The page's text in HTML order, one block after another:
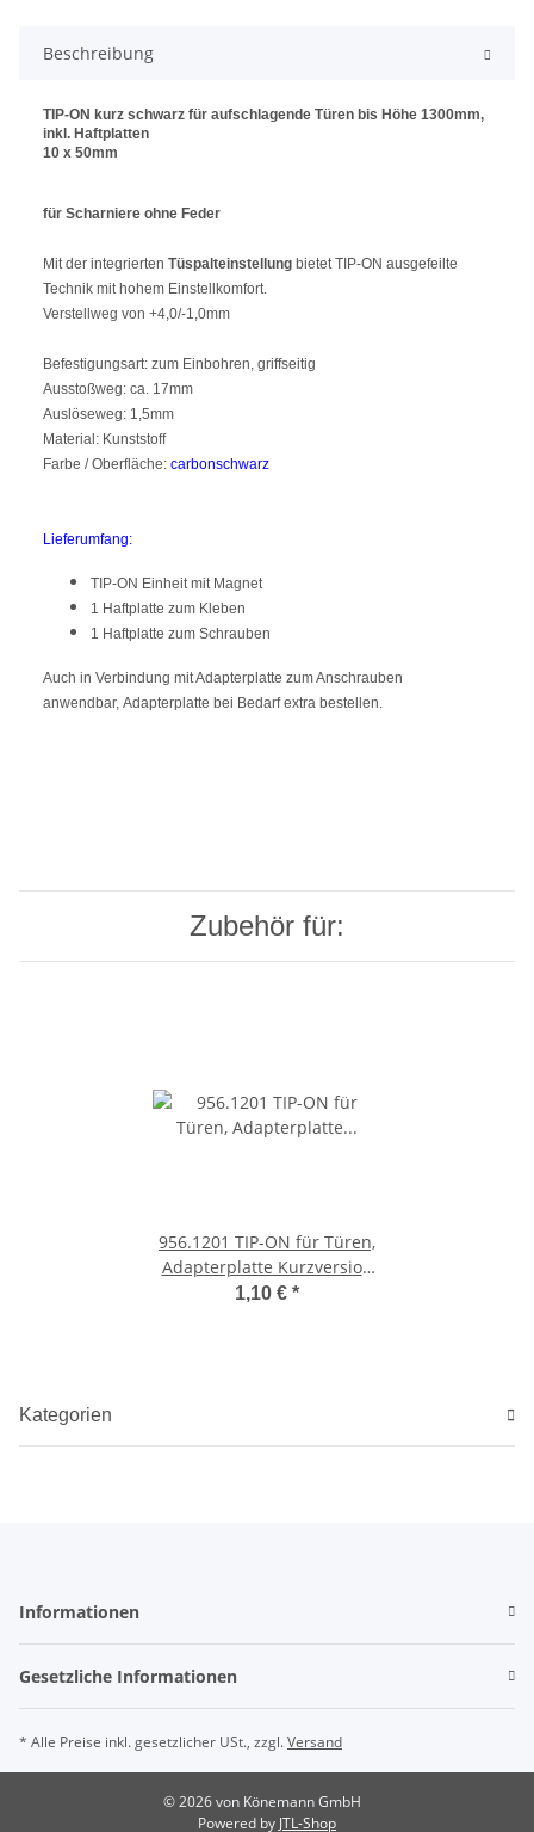
Beschreibung
TIP-ON kurz schwarz für aufschlagende Türen bis Höhe 1300mm,
inkl. Haftplatten
10 x 50mm
für Scharniere ohne Feder
Mit der integrierten Tüspalteinstellung bietet TIP-ON ausgefeilte
Technik mit hohem Einstellkomfort.
Verstellweg von +4,0/-1,0mm
Befestigungsart: zum Einbohren, griffseitig
Ausstoßweg: ca. 17mm
Auslöseweg: 1,5mm
Material: Kunststoff
Farbe / Oberfläche: carbonschwarz
Lieferumfang:
TIP-ON Einheit mit Magnet
1 Haftplatte zum Kleben
1 Haftplatte zum Schrauben
Auch in Verbindung mit Adapterplatte zum Anschrauben
anwendbar, Adapterplatte bei Bedarf extra bestellen.
Zubehör für:
956.1201 TIP-ON für Türen,
Adapterplatte Kurzversion
gerade, zum Schrauben
1,10 € *
Kategorien
Informationen
Gesetzliche Informationen
* Alle Preise inkl. gesetzlicher USt., zzgl.Versand
© 2026 von Könemann GmbH
Powered by JTL-Shop